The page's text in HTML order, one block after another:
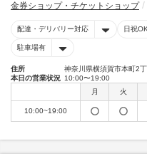
金券ショップ・チケットショップ
配達・デリバリー対応 日祝OK
駐車場有
住所
神奈川県横須賀市本町2
本日の営業状況 10:00〜19:00
月
火
10:00~19:00